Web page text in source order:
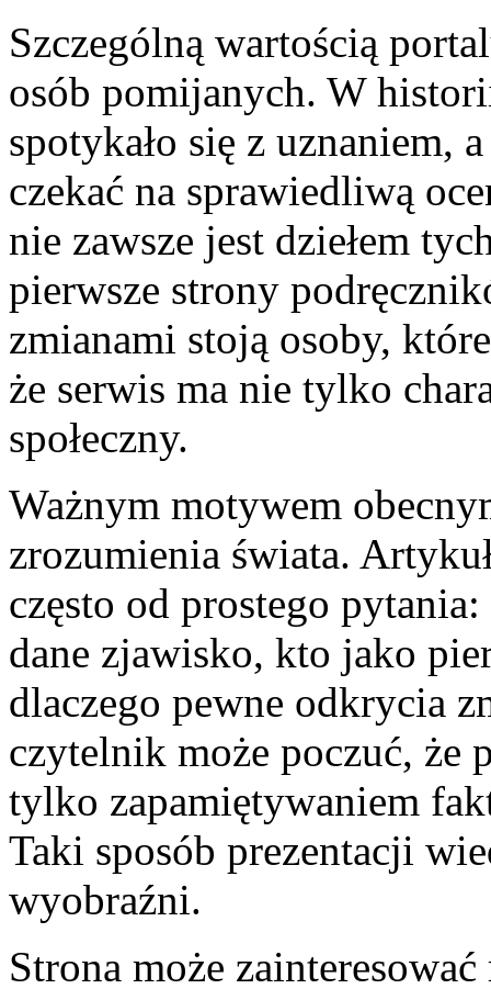
Szczególną wartością
osób pomijanych. W
spotykało się z uznaniem,
czekać na sprawiedliwą
nie zawsze jest dziełem
pierwsze strony
zmianami stoją osoby,
że serwis ma nie tylko
społeczny.
Ważnym motywem
zrozumienia świata.
często od prostego
dane zjawisko, kto jako
dlaczego pewne odkrycia
czytelnik może poczuć, że
tylko zapamiętywaniem
Taki sposób prezentacji
wyobraźni.
Strona może